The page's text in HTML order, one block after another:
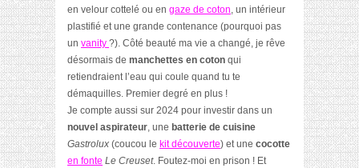
en velour cottelé ou en gaze de coton, un intérieur
plastifié et une grande contenance (pourquoi pas
un vanity ?). Côté beauté ma vie a changé, je rêve
désormais de manchettes en coton qui
retiendraient l’eau qui coule quand tu te
démaquilles. Premier degré en plus !
Je compte aussi sur 2024 pour investir dans un
nouvel aspirateur, une batterie de cuisine
Gastrolux (coucou le kit découverte) et une cocotte
en fonte Le Creuset. Foutez-moi en prison ! Et